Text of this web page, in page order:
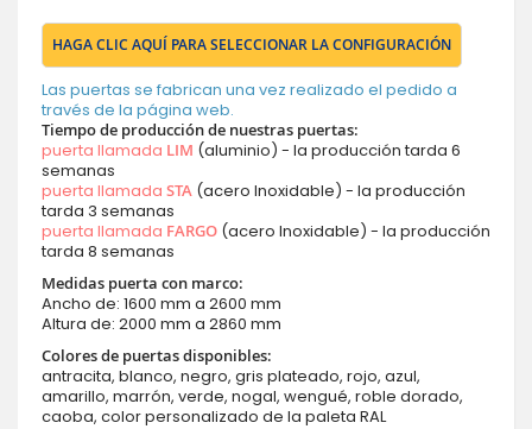
HAGA CLIC AQUÍ PARA SELECCIONAR LA CONFIGURACIÓN
Las puertas se fabrican una vez realizado el pedido a
través de la página web.
Tiempo de producción de nuestras puertas:
puerta llamada LIM (aluminio) - la producción tarda 6
semanas
puerta llamada STA (acero Inoxidable) - la producción
tarda 3 semanas
puerta llamada FARGO (acero Inoxidable) - la producción
tarda 8 semanas
Medidas puerta con marco:
Ancho de: 1600 mm a 2600 mm
Altura de: 2000 mm a 2860 mm
Colores de puertas disponibles:
antracita, blanco, negro, gris plateado, rojo, azul,
amarillo, marrón, verde, nogal, wengué, roble dorado,
caoba, color personalizado de la paleta RAL